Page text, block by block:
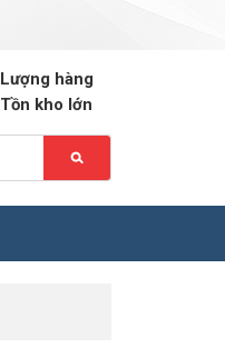
Lượng hàng
Tồn kho lớn